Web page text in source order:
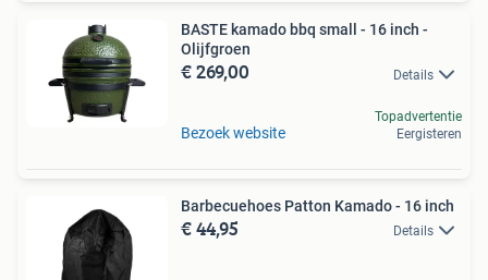
BASTE kamado bbq small - 16 inch -
Olijfgroen
€ 269,00 Details
Bezoek website
Topadvertentie
Eergisteren
Barbecuehoes Patton Kamado - 16 inch
€ 44,95 Details